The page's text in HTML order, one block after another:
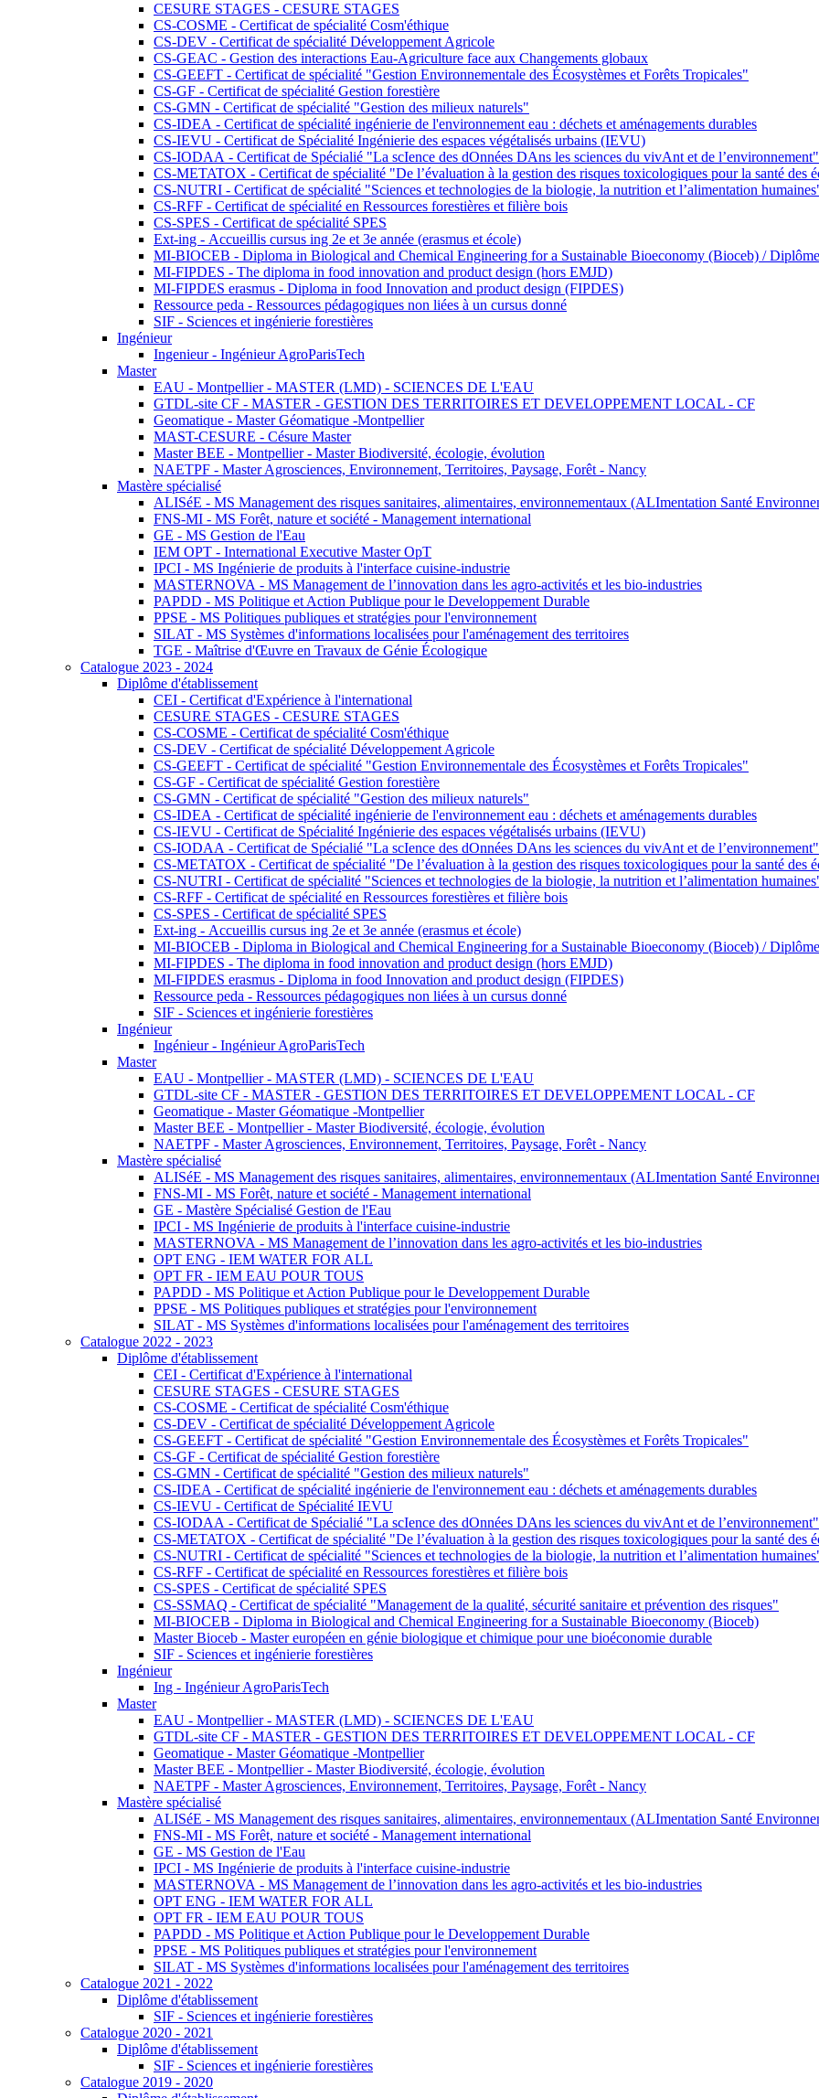
CESURE STAGES - CESURE STAGES
CS-COSME - Certificat de spécialité Cosm'éthique
CS-DEV - Certificat de spécialité Développement Agricole
CS-GEAC - Gestion des interactions Eau-Agriculture face aux Changements globaux
CS-GEEFT - Certificat de spécialité "Gestion Environnementale des Écosystèmes et Forêts Tropicales"
CS-GF - Certificat de spécialité Gestion forestière
CS-GMN - Certificat de spécialité "Gestion des milieux naturels"
CS-IDEA - Certificat de spécialité ingénierie de l'environnement eau : déchets et aménagements durables
CS-IEVU - Certificat de Spécialité Ingénierie des espaces végétalisés urbains (IEVU)
CS-IODAA - Certificat de Spécialié "La scIence des dOnnées DAns les sciences du vivAnt et de l’environnement"
CS-METATOX - Certificat de spécialité "De l’évaluation à la gestion des risques toxicologiques pour la santé des
CS-NUTRI - Certificat de spécialité "Sciences et technologies de la biologie, la nutrition et l’alimentation
CS-RFF - Certificat de spécialité en Ressources forestières et filière bois
CS-SPES - Certificat de spécialité SPES
Ext-ing - Accueillis cursus ing 2e et 3e année (erasmus et école)
MI-BIOCEB - Diploma in Biological and Chemical Engineering for a Sustainable Bioeconomy (Bioceb) /
MI-FIPDES - The diploma in food innovation and product design (hors EMJD)
MI-FIPDES erasmus - Diploma in food Innovation and product design (FIPDES)
Ressource peda - Ressources pédagogiques non liées à un cursus donné
SIF - Sciences et ingénierie forestières
Ingénieur
Ingenieur - Ingénieur AgroParisTech
Master
EAU - Montpellier - MASTER (LMD) - SCIENCES DE L'EAU
GTDL-site CF - MASTER - GESTION DES TERRITOIRES ET DEVELOPPEMENT LOCAL - CF
Geomatique - Master Géomatique -Montpellier
MAST-CESURE - Césure Master
Master BEE - Montpellier - Master Biodiversité, écologie, évolution
NAETPF - Master Agrosciences, Environnement, Territoires, Paysage, Forêt - Nancy
Mastère spécialisé
ALISéE - MS Management des risques sanitaires, alimentaires, environnementaux (ALImentation Santé
FNS-MI - MS Forêt, nature et société - Management international
GE - MS Gestion de l'Eau
IEM OPT - International Executive Master OpT
IPCI - MS Ingénierie de produits à l'interface cuisine-industrie
MASTERNOVA - MS Management de l’innovation dans les agro-activités et les bio-industries
PAPDD - MS Politique et Action Publique pour le Developpement Durable
PPSE - MS Politiques publiques et stratégies pour l'environnement
SILAT - MS Systèmes d'informations localisées pour l'aménagement des territoires
TGE - Maîtrise d'Œuvre en Travaux de Génie Écologique
Catalogue 2023 - 2024
Diplôme d'établissement
CEI - Certificat d'Expérience à l'international
CESURE STAGES - CESURE STAGES
CS-COSME - Certificat de spécialité Cosm'éthique
CS-DEV - Certificat de spécialité Développement Agricole
CS-GEEFT - Certificat de spécialité "Gestion Environnementale des Écosystèmes et Forêts Tropicales"
CS-GF - Certificat de spécialité Gestion forestière
CS-GMN - Certificat de spécialité "Gestion des milieux naturels"
CS-IDEA - Certificat de spécialité ingénierie de l'environnement eau : déchets et aménagements durables
CS-IEVU - Certificat de Spécialité Ingénierie des espaces végétalisés urbains (IEVU)
CS-IODAA - Certificat de Spécialié "La scIence des dOnnées DAns les sciences du vivAnt et de l’environnement"
CS-METATOX - Certificat de spécialité "De l’évaluation à la gestion des risques toxicologiques pour la santé des
CS-NUTRI - Certificat de spécialité "Sciences et technologies de la biologie, la nutrition et l’alimentation
CS-RFF - Certificat de spécialité en Ressources forestières et filière bois
CS-SPES - Certificat de spécialité SPES
Ext-ing - Accueillis cursus ing 2e et 3e année (erasmus et école)
MI-BIOCEB - Diploma in Biological and Chemical Engineering for a Sustainable Bioeconomy (Bioceb) /
MI-FIPDES - The diploma in food innovation and product design (hors EMJD)
MI-FIPDES erasmus - Diploma in food Innovation and product design (FIPDES)
Ressource peda - Ressources pédagogiques non liées à un cursus donné
SIF - Sciences et ingénierie forestières
Ingénieur
Ingénieur - Ingénieur AgroParisTech
Master
EAU - Montpellier - MASTER (LMD) - SCIENCES DE L'EAU
GTDL-site CF - MASTER - GESTION DES TERRITOIRES ET DEVELOPPEMENT LOCAL - CF
Geomatique - Master Géomatique -Montpellier
Master BEE - Montpellier - Master Biodiversité, écologie, évolution
NAETPF - Master Agrosciences, Environnement, Territoires, Paysage, Forêt - Nancy
Mastère spécialisé
ALISéE - MS Management des risques sanitaires, alimentaires, environnementaux (ALImentation Santé
FNS-MI - MS Forêt, nature et société - Management international
GE - Mastère Spécialisé Gestion de l'Eau
IPCI - MS Ingénierie de produits à l'interface cuisine-industrie
MASTERNOVA - MS Management de l’innovation dans les agro-activités et les bio-industries
OPT ENG - IEM WATER FOR ALL
OPT FR - IEM EAU POUR TOUS
PAPDD - MS Politique et Action Publique pour le Developpement Durable
PPSE - MS Politiques publiques et stratégies pour l'environnement
SILAT - MS Systèmes d'informations localisées pour l'aménagement des territoires
Catalogue 2022 - 2023
Diplôme d'établissement
CEI - Certificat d'Expérience à l'international
CESURE STAGES - CESURE STAGES
CS-COSME - Certificat de spécialité Cosm'éthique
CS-DEV - Certificat de spécialité Développement Agricole
CS-GEEFT - Certificat de spécialité "Gestion Environnementale des Écosystèmes et Forêts Tropicales"
CS-GF - Certificat de spécialité Gestion forestière
CS-GMN - Certificat de spécialité "Gestion des milieux naturels"
CS-IDEA - Certificat de spécialité ingénierie de l'environnement eau : déchets et aménagements durables
CS-IEVU - Certificat de Spécialité IEVU
CS-IODAA - Certificat de Spécialié "La scIence des dOnnées DAns les sciences du vivAnt et de l’environnement"
CS-METATOX - Certificat de spécialité "De l’évaluation à la gestion des risques toxicologiques pour la santé des
CS-NUTRI - Certificat de spécialité "Sciences et technologies de la biologie, la nutrition et l’alimentation
CS-RFF - Certificat de spécialité en Ressources forestières et filière bois
CS-SPES - Certificat de spécialité SPES
CS-SSMAQ - Certificat de spécialité "Management de la qualité, sécurité sanitaire et prévention des risques"
MI-BIOCEB - Diploma in Biological and Chemical Engineering for a Sustainable Bioeconomy (Bioceb)
Master Bioceb - Master européen en génie biologique et chimique pour une bioéconomie durable
SIF - Sciences et ingénierie forestières
Ingénieur
Ing - Ingénieur AgroParisTech
Master
EAU - Montpellier - MASTER (LMD) - SCIENCES DE L'EAU
GTDL-site CF - MASTER - GESTION DES TERRITOIRES ET DEVELOPPEMENT LOCAL - CF
Geomatique - Master Géomatique -Montpellier
Master BEE - Montpellier - Master Biodiversité, écologie, évolution
NAETPF - Master Agrosciences, Environnement, Territoires, Paysage, Forêt - Nancy
Mastère spécialisé
ALISéE - MS Management des risques sanitaires, alimentaires, environnementaux (ALImentation Santé
FNS-MI - MS Forêt, nature et société - Management international
GE - MS Gestion de l'Eau
IPCI - MS Ingénierie de produits à l'interface cuisine-industrie
MASTERNOVA - MS Management de l’innovation dans les agro-activités et les bio-industries
OPT ENG - IEM WATER FOR ALL
OPT FR - IEM EAU POUR TOUS
PAPDD - MS Politique et Action Publique pour le Developpement Durable
PPSE - MS Politiques publiques et stratégies pour l'environnement
SILAT - MS Systèmes d'informations localisées pour l'aménagement des territoires
Catalogue 2021 - 2022
Diplôme d'établissement
SIF - Sciences et ingénierie forestières
Catalogue 2020 - 2021
Diplôme d'établissement
SIF - Sciences et ingénierie forestières
Catalogue 2019 - 2020